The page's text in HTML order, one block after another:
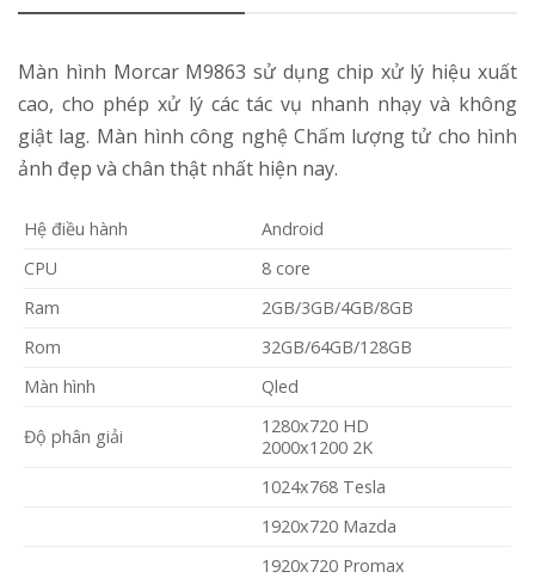
Màn hình Morcar M9863 sử dụng chip xử lý hiệu xuất
cao, cho phép xử lý các tác vụ nhanh nhạy và không
giật lag. Màn hình công nghệ Chấm lượng tử cho hình
ảnh đẹp và chân thật nhất hiện nay.
Hệ điều hành
Android
CPU
8 core
Ram
2GB/3GB/4GB/8GB
Rom
32GB/64GB/128GB
Màn hình
Qled
Độ phân giải
1280x720 HD
2000x1200 2K
1024x768 Tesla
1920x720 Mazda
1920x720 Promax